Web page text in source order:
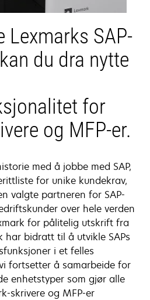
Lexmarks SAP-
du dra nytte
for
og MFP-er.
med å jobbe med SAP,
for unike kundekrav,
valgte partneren for SAP-
over hele verden
for pålitelig utskrift fra
har bidratt til å utvikle SAPs
i et felles
fortsetter å samarbeide for
enhetstyper som gjør alle
skrivere og MFP-er